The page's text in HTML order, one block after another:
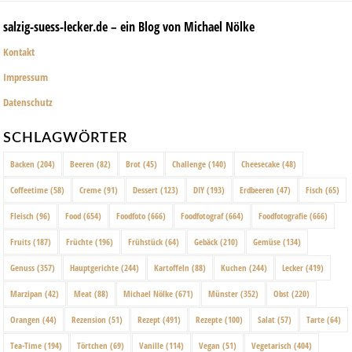
salzig-suess-lecker.de – ein Blog von Michael Nölke
Kontakt
Impressum
Datenschutz
SCHLAGWÖRTER
Backen (204) Beeren (82) Brot (45) Challenge (140) Cheesecake (48)
Coffeetime (58) Creme (91) Dessert (123) DIY (193) Erdbeeren (47) Fisch (65)
Fleisch (96) Food (654) Foodfoto (666) Foodfotograf(664) Foodfotografie (666)
Fruits (187) Früchte (196) Frühstück (64) Gebäck (210) Gemüse (134)
Genuss (357) Hauptgerichte (244) Kartoffeln (88) Kuchen (244) Lecker (419)
Marzipan (42) Meat (88) Michael Nölke (671) Münster (352) Obst (220)
Orangen (44) Rezension (51) Rezept (491) Rezepte (100) Salat (57) Tarte (64)
Tea-Time (194) Törtchen (69) Vanille (114) Vegan (51) Vegetarisch (404)